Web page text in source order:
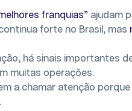
franquias” ajudam
forte no Brasil, mas
há sinais importantes
muitas operações.
a chamar atenção
.